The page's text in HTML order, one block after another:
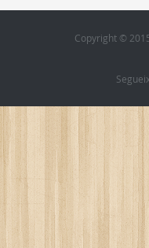
Copyright ©